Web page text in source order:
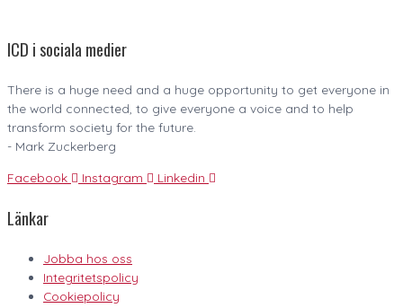
ICD i sociala medier
There is a huge need and a huge opportunity to get everyone in
the world connected, to give everyone a voice and to help
transform society for the future.
- Mark Zuckerberg
Facebook Instagram Linkedin
Länkar
Jobba hos oss
Integritetspolicy
Cookiepolicy